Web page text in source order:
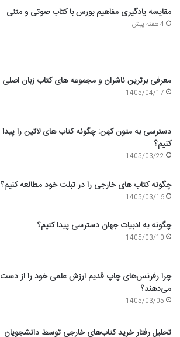
مقایسه یادگیری مفاهیم بورس با کتاب صوتی و متنی
4 هفته پیش
معرفی برترین ناشران و مجموعه های کتاب زبان اصلی
1405/04/17
دسترسی به متون کهن: چگونه کتاب های لاتین را پیدا
کنیم؟
1405/03/22
چگونه کتاب های خارجی را در تبلت خود مطالعه کنیم؟
1405/03/16
چگونه به ادبیات جهان دسترسی پیدا کنیم؟
1405/03/10
چرا رفرنس‌های چاپ قدیم ارزش علمی خود را از دست
می‌دهند؟
1405/03/05
تحلیل رفتار خرید کتاب‌های خارجی توسط دانشجویان